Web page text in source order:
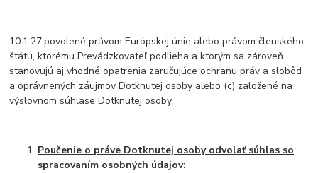
10.1.27.povolené právom Európskej únie alebo právom členského
štátu, ktorému Prevádzkovateľ podlieha a ktorým sa zároveň
stanovujú aj vhodné opatrenia zaručujúce ochranu práv a slobôd
a oprávnených záujmov Dotknutej osoby alebo (c) založené na
výslovnom súhlase Dotknutej osoby.
Poučenie o práve Dotknutej osoby odvolať súhlas so
spracovaním osobných údajov: